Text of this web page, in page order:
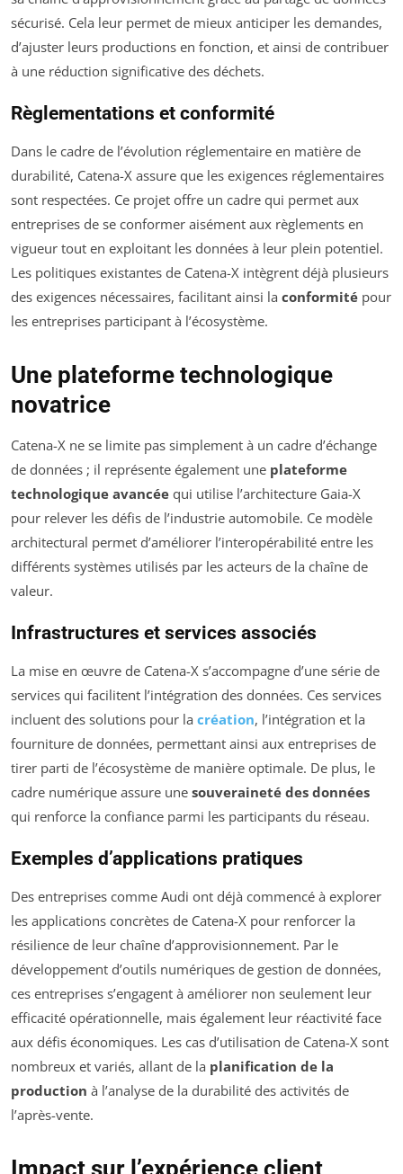
sécurisé. Cela leur permet de mieux anticiper les demandes,
d’ajuster leurs productions en fonction, et ainsi de contribuer
à une réduction significative des déchets.
Règlementations et conformité
Dans le cadre de l’évolution réglementaire en matière de
durabilité, Catena-X assure que les exigences réglementaires
sont respectées. Ce projet offre un cadre qui permet aux
entreprises de se conformer aisément aux règlements en
vigueur tout en exploitant les données à leur plein potentiel.
Les politiques existantes de Catena-X intègrent déjà plusieurs
des exigences nécessaires, facilitant ainsi la conformité pour
les entreprises participant à l’écosystème.
Une plateforme technologique
novatrice
Catena-X ne se limite pas simplement à un cadre d’échange
de données ; il représente également une plateforme
technologique avancée qui utilise l’architecture Gaia-X
pour relever les défis de l’industrie automobile. Ce modèle
architectural permet d’améliorer l’interopérabilité entre les
différents systèmes utilisés par les acteurs de la chaîne de
valeur.
Infrastructures et services associés
La mise en œuvre de Catena-X s’accompagne d’une série de
services qui facilitent l’intégration des données. Ces services
incluent des solutions pour la création, l’intégration et la
fourniture de données, permettant ainsi aux entreprises de
tirer parti de l’écosystème de manière optimale. De plus, le
cadre numérique assure une souveraineté des données
qui renforce la confiance parmi les participants du réseau.
Exemples d’applications pratiques
Des entreprises comme Audi ont déjà commencé à explorer
les applications concrètes de Catena-X pour renforcer la
résilience de leur chaîne d’approvisionnement. Par le
développement d’outils numériques de gestion de données,
ces entreprises s’engagent à améliorer non seulement leur
efficacité opérationnelle, mais également leur réactivité face
aux défis économiques. Les cas d’utilisation de Catena-X sont
nombreux et variés, allant de la planification de la
production à l’analyse de la durabilité des activités de
l’après-vente.
Impact sur l’expérience client